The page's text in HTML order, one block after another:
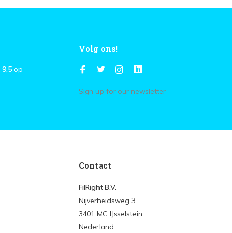
9,5 op
Volg ons!
Sign up for our newsletter
Contact
FilRight B.V.
Nijverheidsweg 3
3401 MC IJsselstein
Nederland